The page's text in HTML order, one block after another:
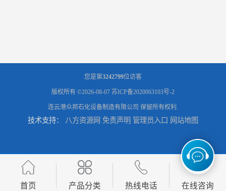
您是第3242799位访客
版权所有 ©2026-08-07 苏ICP备2020063103号-2
连云港众邦石化设备制造有限公司 保留所有权利.
技术支持： 八方资源网 免责声明 管理员入口 网站地图
首页 产品分类 热线电话 在线咨询